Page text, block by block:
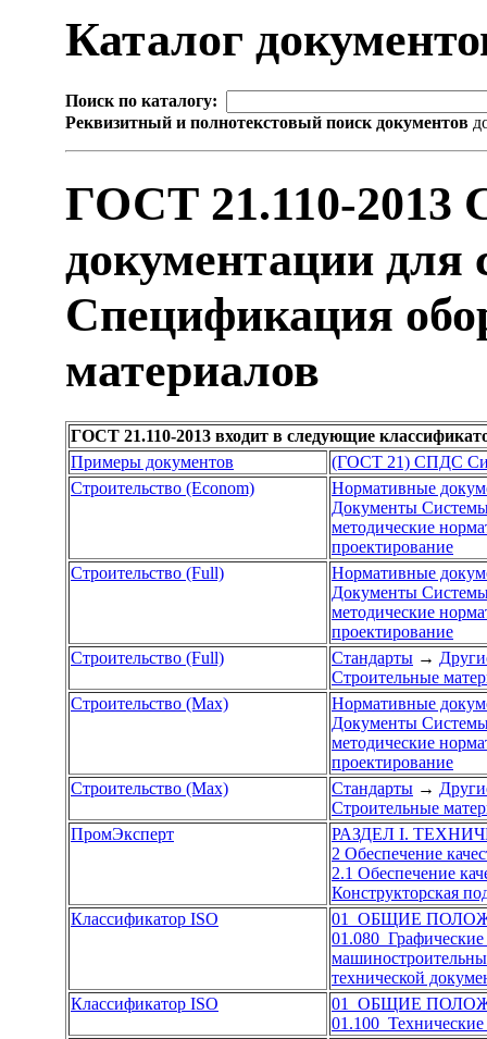
Каталог
Поиск по каталогу:
Реквизитный и полнотекстовый поиск документов
ГОСТ 21.110-2013
документации для
Спецификация
материалов
ГОСТ 21.110-2013 входит в следующие
Примеры документов
(ГОСТ 21) СПДС
Строительство (Econom)
Нормативные
Документы Системы
методические
проектирование
Строительство (Full)
Нормативные
Документы Системы
методические
проектирование
Строительство (Full)
Стандарты →
Строительные
Строительство (Max)
Нормативные
Документы Системы
методические
проектирование
Строительство (Max)
Стандарты →
Строительные
ПромЭксперт
РАЗДЕЛ I.
2 Обеспечение
2.1 Обеспечение
Конструкторская
Классификатор ISO
01 ОБЩИЕ
01.080 Графические
технической
Классификатор ISO
01 ОБЩИЕ
01.100